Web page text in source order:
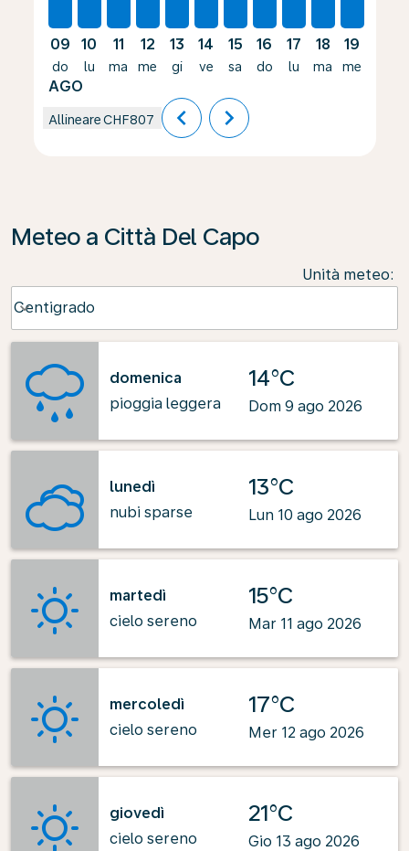
09
do
AGO
10
lu
11
ma
12
me
13
gi
14
ve
15
sa
16
do
17
lu
18
ma
19
me
AllineareCHF807 chevron_left chevron_right
Meteo a Città Del Capo
Unità meteo:
Centigrado
keyboard_arrow_down
domenica
pioggia leggera
14°C
Dom 9 ago 2026
lunedì
nubi sparse
13°C
Lun 10 ago 2026
martedì
cielo sereno
15°C
Mar 11 ago 2026
mercoledì
cielo sereno
17°C
Mer 12 ago 2026
giovedì
cielo sereno
21°C
Gio 13 ago 2026